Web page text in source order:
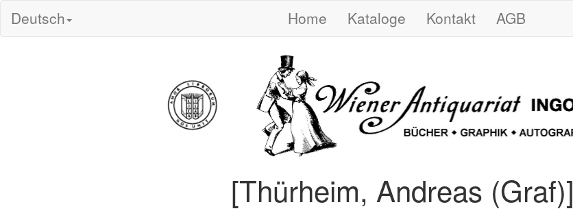
Deutsch Home Kataloge Kontakt AGB
[Thürheim, Andreas (Graf)]